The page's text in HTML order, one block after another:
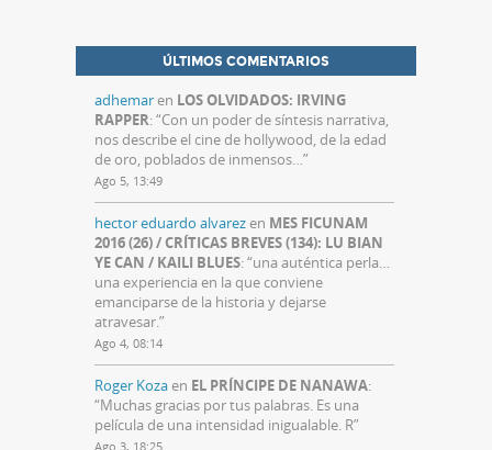
ÚLTIMOS COMENTARIOS
adhemaren LOS OLVIDADOS: IRVING
RAPPER: “Con un poder de síntesis narrativa,
nos describe el cine de hollywood, de la edad
de oro, poblados de inmensos…”
Ago 5, 13:49
hector eduardo alvarezen MES FICUNAM
2016 (26) / CRÍTICAS BREVES (134): LU BIAN
YE CAN / KAILI BLUES: “una auténtica perla…
una experiencia en la que conviene
emanciparse de la historia y dejarse
atravesar.”
Ago 4, 08:14
Roger Kozaen EL PRÍNCIPE DE NANAWA:
“Muchas gracias por tus palabras. Es una
película de una intensidad inigualable. R”
Ago 3, 18:25